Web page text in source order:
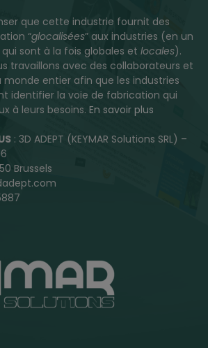
que cette industrie fournit des
“glocalisées” aux industries (en un
sont à la fois globales et locales).
travaillons avec des collaborateurs et
monde entier afin que les industries
identifier la voie de fabrication qui
à leurs besoins. En savoir plus
: 3D ADEPT (KEYMAR Solutions SRL) –
Brussels